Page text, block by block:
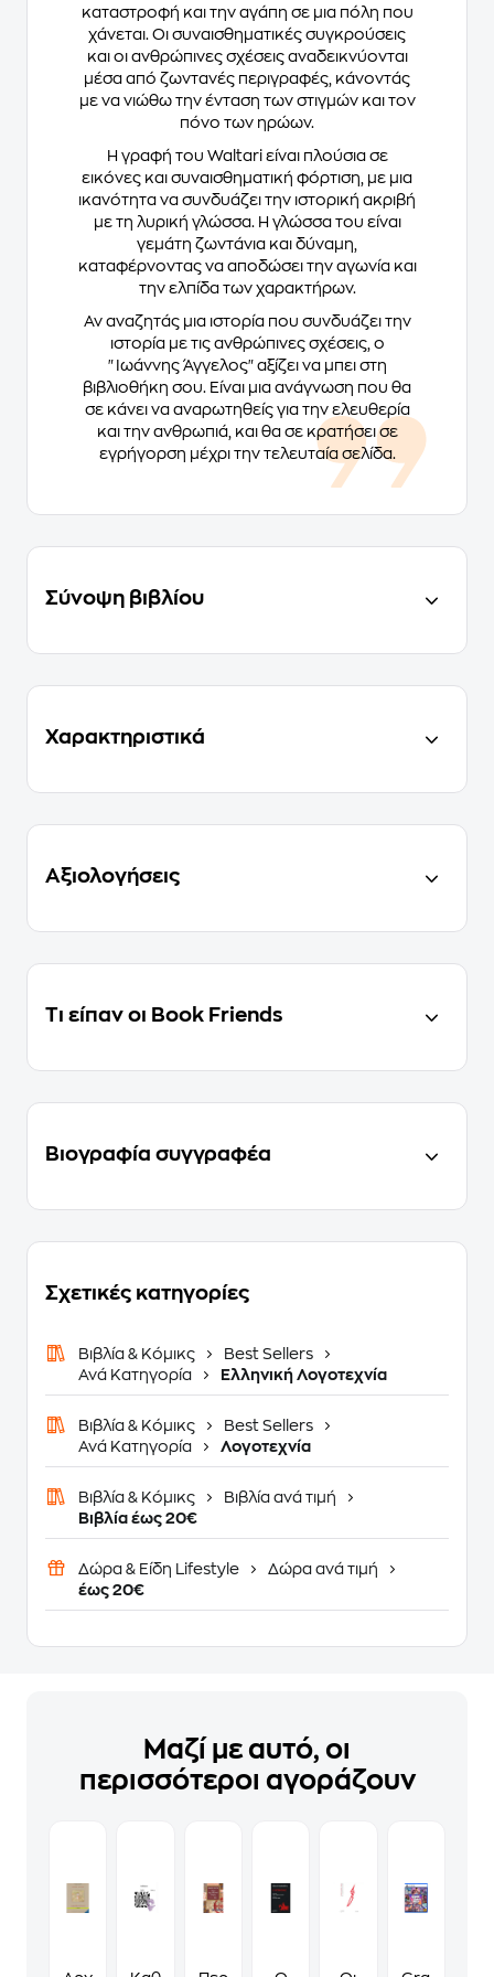
καταστροφή και την αγάπη σε μια πόλη που
χάνεται. Οι συναισθηματικές συγκρούσεις
και οι ανθρώπινες σχέσεις αναδεικνύονται
μέσα από ζωντανές περιγραφές, κάνοντάς
με να νιώθω την ένταση των στιγμών και τον
πόνο των ηρώων.
Η γραφή του Waltari είναι πλούσια σε
εικόνες και συναισθηματική φόρτιση, με μια
ικανότητα να συνδυάζει την ιστορική ακριβή
με τη λυρική γλώσσα. Η γλώσσα του είναι
γεμάτη ζωντάνια και δύναμη,
καταφέρνοντας να αποδώσει την αγωνία και
την ελπίδα των χαρακτήρων.
Αν αναζητάς μια ιστορία που συνδυάζει την
ιστορία με τις ανθρώπινες σχέσεις, ο
"Ιωάννης Άγγελος" αξίζει να μπει στη
βιβλιοθήκη σου. Είναι μια ανάγνωση που θα
σε κάνει να αναρωτηθείς για την ελευθερία
και την ανθρωπιά, και θα σε κρατήσει σε
εγρήγορση μέχρι την τελευταία σελίδα.
Σύνοψη βιβλίου
Χαρακτηριστικά
Αξιολογήσεις
Τι είπαν οι Book Friends
Βιογραφία συγγραφέα
Σχετικές κατηγορίες
Βιβλία & Κόμικς
Best Sellers
Ανά Κατηγορία
Ελληνική Λογοτεχνία
Βιβλία & Κόμικς
Best Sellers
Ανά Κατηγορία
Λογοτεχνία
Βιβλία & Κόμικς
Βιβλία ανά τιμή
Βιβλία έως 20€
Δώρα & Είδη Lifestyle
Δώρα ανά τιμή
έως 20€
Μαζί με αυτό, οι
περισσότεροι αγοράζουν